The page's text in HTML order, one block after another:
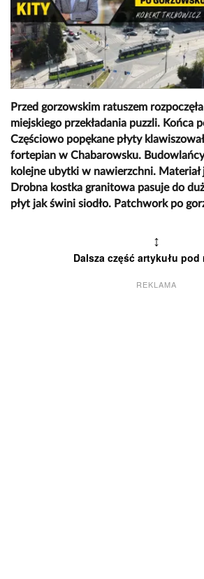
Przed gorzowskim ratuszem
miejskiego przekładania puzzli. Końca
Częściowo popękane płyty
fortepian w Chabarowsku.
kolejne ubytki w nawierzchni. Materiał
Drobna kostka granitowa pasuje do
płyt jak świni siodło. Patchwork po
↕
Dalsza część artykułu pod
REKLAMA